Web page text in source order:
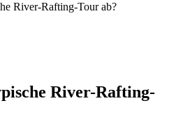
River-Rafting-Tour ab?
River-Rafting-